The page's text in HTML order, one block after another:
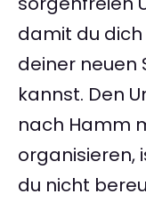
damit du dich
deiner neuen
kannst. Den
nach Hamm
organisieren,
du nicht